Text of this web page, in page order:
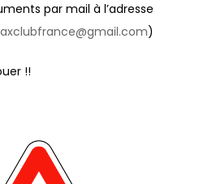
par mail à l’adresse
)
!!